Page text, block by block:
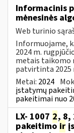
Informacinis
mėnesinės
Web turinio
Informuojame,
2024 m.
metais taikomo
patvirtinta 2025
Metai: 2024
įstatymų
pakeitimai nuo
LX- 1007 2, 8,
pakeitimo ir